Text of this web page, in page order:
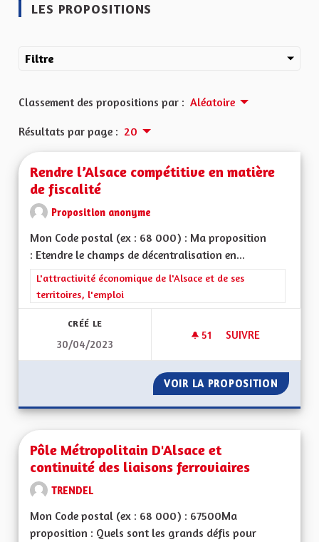
LES PROPOSITIONS
Filtre
Classement des propositions par : Aléatoire
Résultats par page : 20
Rendre l’Alsace compétitive en matière
de fiscalité
Proposition anonyme
Mon Code postal (ex : 68 000) : Ma proposition
: Etendre le champs de décentralisation en...
Filtrer les résultats de la catégorie : L'attractivité
L'attractivité économique de l'Alsace et de ses
territoires, l'emploi
CRÉÉ LE
30/04/2023
51 51 ABONNÉS
SUIVRE
VOIR LA PROPOSITION
Pôle Métropolitain D'Alsace et
continuité des liaisons ferroviaires
TRENDEL
Mon Code postal (ex : 68 000) : 67500Ma
proposition : Quels sont les grands défis pour